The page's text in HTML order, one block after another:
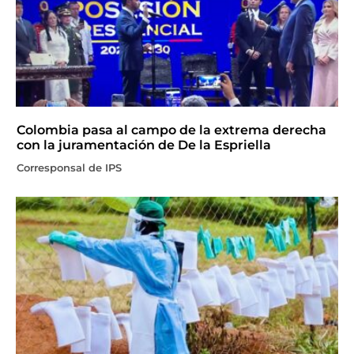
Colombia pasa al campo de la extrema derecha
con la juramentación de De la Espriella
Corresponsal de IPS